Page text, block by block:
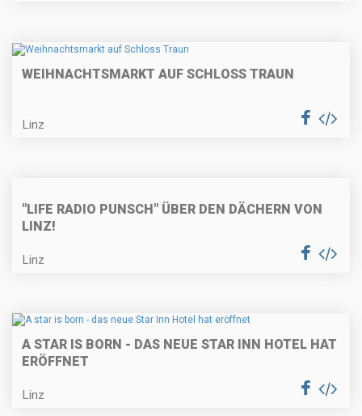
WEIHNACHTSMARKT AUF SCHLOSS TRAUN
Linz
"LIFE RADIO PUNSCH" ÜBER DEN DÄCHERN VON
LINZ!
Linz
A STAR IS BORN - DAS NEUE STAR INN HOTEL HAT
ERÖFFNET
Linz